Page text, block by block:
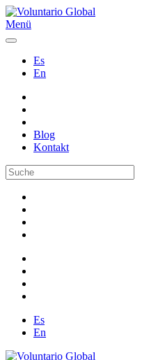
Menü
Es
En
Blog
Kontakt
Es
En